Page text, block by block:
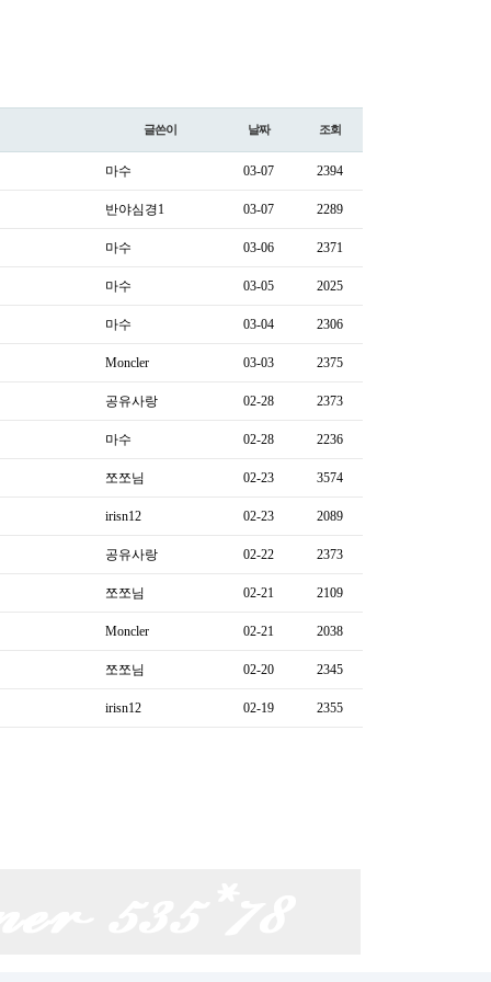
글쓴이 날짜 조회
마수 03-07 2394
반야심경1 03-07 2289
마수 03-06 2371
마수 03-05 2025
마수 03-04 2306
Moncler 03-03 2375
공유사랑 02-28 2373
마수 02-28 2236
쪼쪼님 02-23 3574
irisn12 02-23 2089
공유사랑 02-22 2373
쪼쪼님 02-21 2109
Moncler 02-21 2038
쪼쪼님 02-20 2345
irisn12 02-19 2355